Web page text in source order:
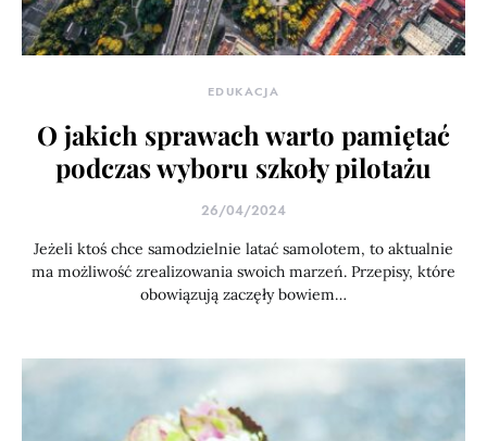
EDUKACJA
O jakich sprawach warto pamiętać
podczas wyboru szkoły pilotażu
26/04/2024
Jeżeli ktoś chce samodzielnie latać samolotem, to aktualnie
ma możliwość zrealizowania swoich marzeń. Przepisy, które
obowiązują zaczęły bowiem…